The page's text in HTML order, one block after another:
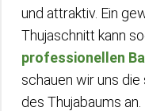
und attraktiv. Ein
Thujaschnitt kann
professionellen
schauen wir uns
des Thujabaums an.